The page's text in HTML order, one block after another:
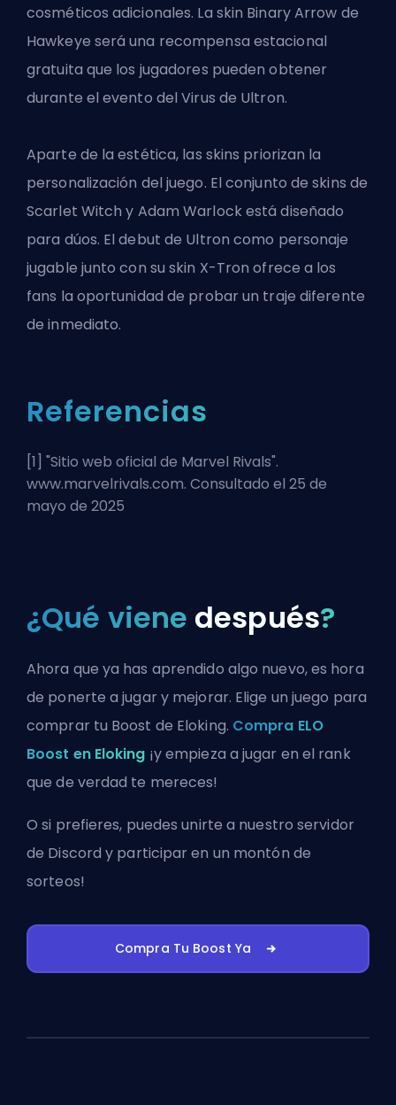
cosméticos adicionales. La skin Binary Arrow de
Hawkeye será una recompensa estacional
gratuita que los jugadores pueden obtener
durante el evento del Virus de Ultron.
Aparte de la estética, las skins priorizan la
personalización del juego. El conjunto de skins de
Scarlet Witch y Adam Warlock está diseñado
para dúos. El debut de Ultron como personaje
jugable junto con su skin X-Tron ofrece a los
fans la oportunidad de probar un traje diferente
de inmediato.
Referencias
[1] "Sitio web oficial de Marvel Rivals".
www.marvelrivals.com. Consultado el 25 de
mayo de 2025
¿Qué viene después?
Ahora que ya has aprendido algo nuevo, es hora
de ponerte a jugar y mejorar. Elige un juego para
comprar tu Boost de Eloking. Compra ELO
Boost en Eloking ¡y empieza a jugar en el rank
que de verdad te mereces!
O si prefieres, puedesunirte a nuestro servidor
de Discord y participar en un montón de
sorteos!
Compra Tu Boost Ya